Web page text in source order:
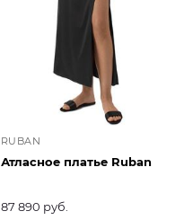
RUBAN
Атласное платье Ruban
87 890 руб.